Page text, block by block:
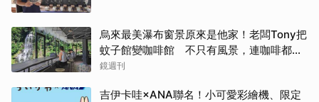
烏來最美瀑布窗景原來是他家！老闆Tony把
蚊子館變咖啡館 不只有風景，連咖啡都好
喝到讓人想再來
鏡週刊
吉伊卡哇×ANA聯名！小可愛彩繪機、限定